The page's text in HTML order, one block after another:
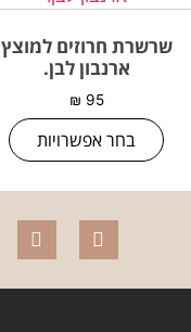
שרשרת חרוזים למוצץ
ארנבון לבן.
₪ 95
בחר אפשרויות